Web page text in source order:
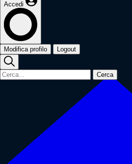
Accedi
Modifica profilo Logout
Cerca